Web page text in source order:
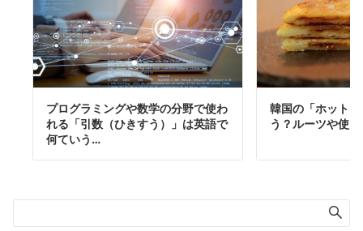
プログラミングや数学の分野で使わ
れる「引数（ひきすう）」は英語で
何ていう…
韓国の「ホット
う？ルーツや使